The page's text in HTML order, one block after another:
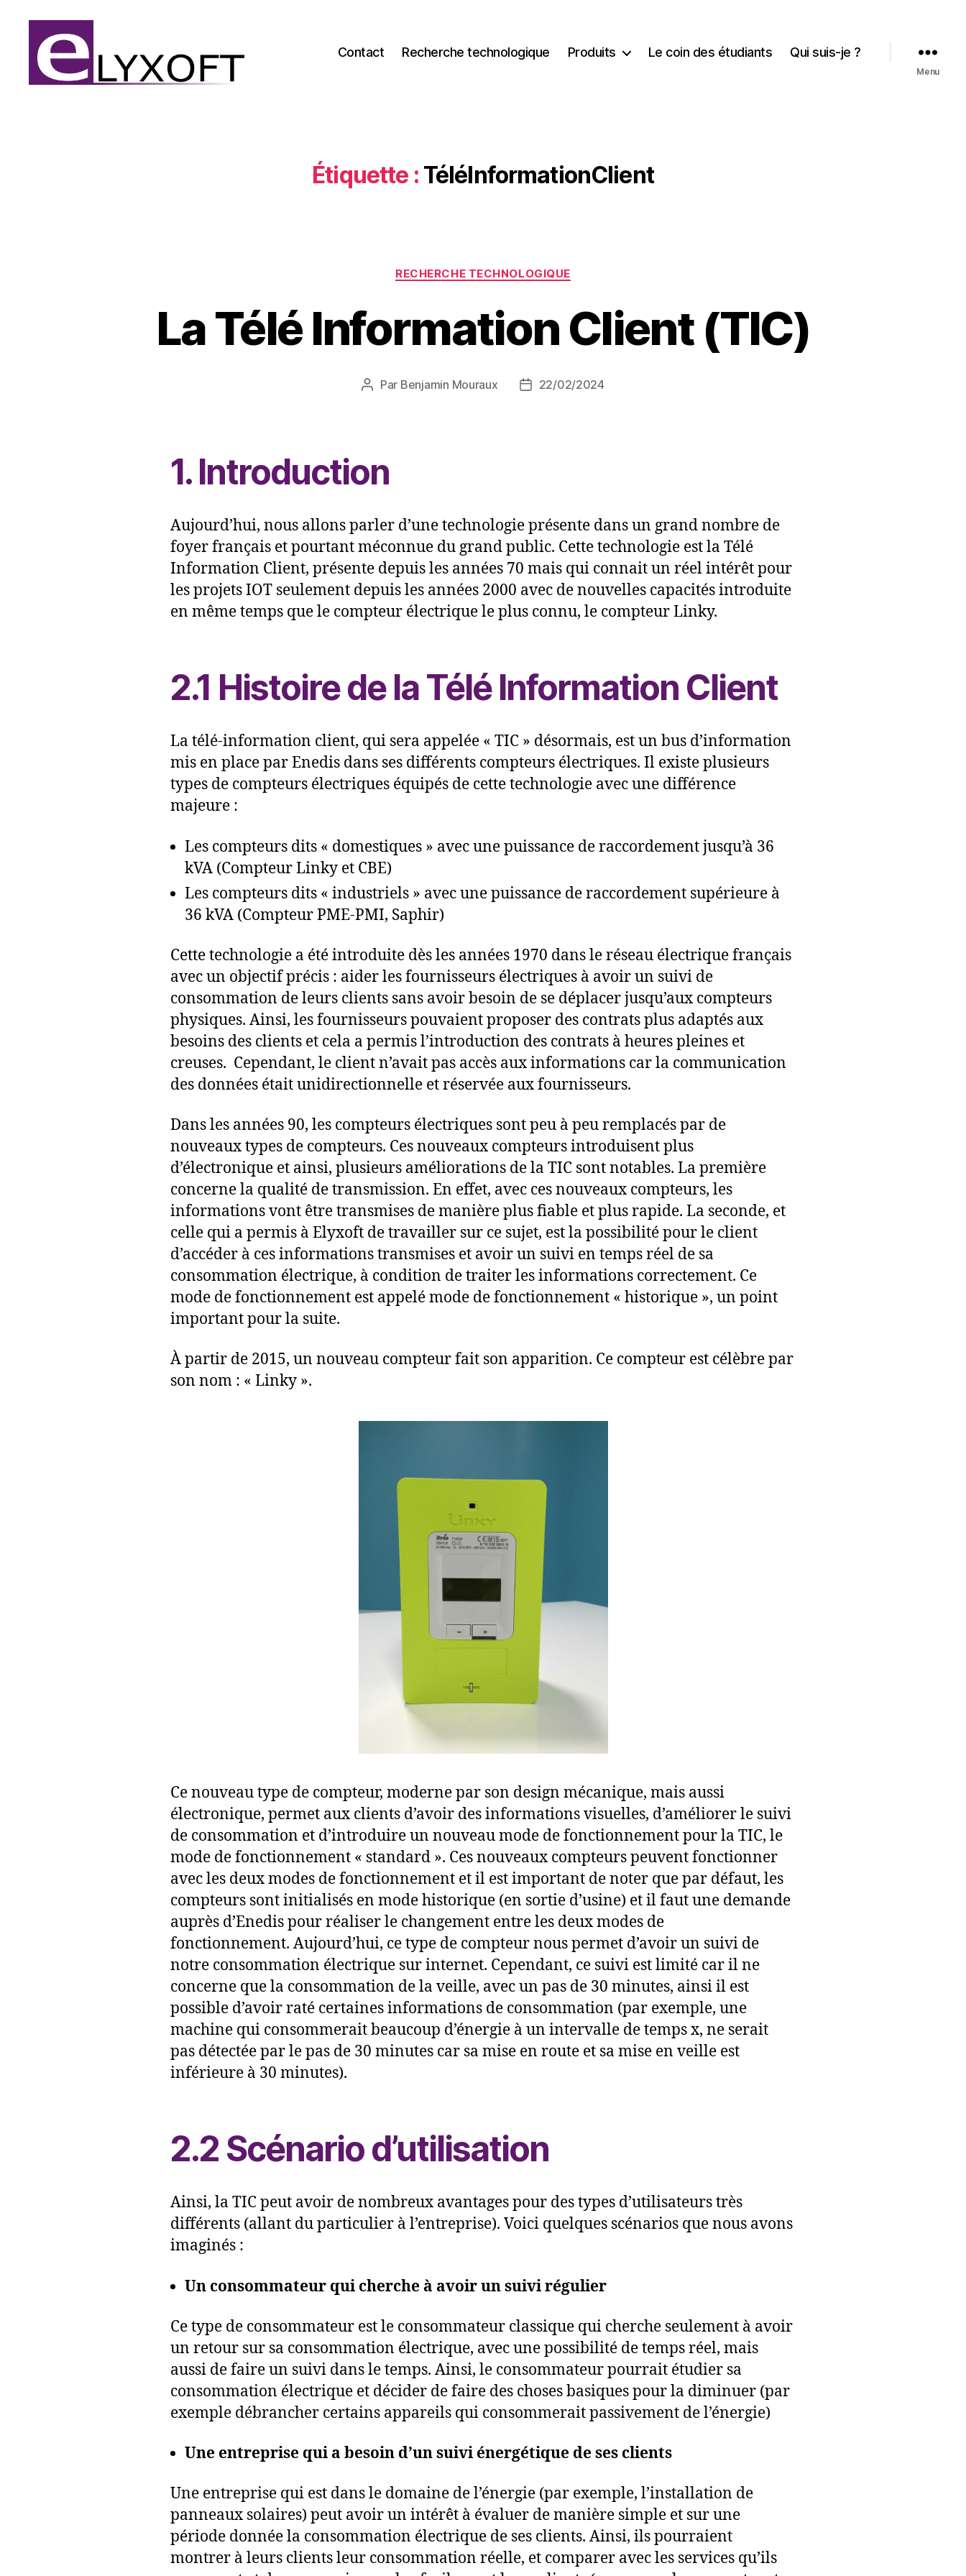
Contact Recherche technologique Produits Le coin des étudiants Qui suis-je ?
Menu
Étiquette : TéléInformationClient
Catégories
RECHERCHE TECHNOLOGIQUE
La Télé Information Client (TIC)
Auteur
Par Benjamin Mouraux
Date22/02/2024
1. Introduction
Aujourd’hui, nous allons parler d’une technologie présente dans un grand nombre de
foyer français et pourtant méconnue du grand public. Cette technologie est la Télé
Information Client, présente depuis les années 70 mais qui connait un réel intérêt pour
les projets IOT seulement depuis les années 2000 avec de nouvelles capacités introduite
en même temps que le compteur électrique le plus connu, le compteur Linky.
2.1 Histoire de la Télé Information Client
La télé-information client, qui sera appelée « TIC » désormais, est un bus d’information
mis en place par Enedis dans ses différents compteurs électriques. Il existe plusieurs
types de compteurs électriques équipés de cette technologie avec une différence
majeure :
Les compteurs dits « domestiques » avec une puissance de raccordement jusqu’à 36
kVA (Compteur Linky et CBE)
Les compteurs dits « industriels » avec une puissance de raccordement supérieure à
36 kVA (Compteur PME-PMI, Saphir)
Cette technologie a été introduite dès les années 1970 dans le réseau électrique français
avec un objectif précis : aider les fournisseurs électriques à avoir un suivi de
consommation de leurs clients sans avoir besoin de se déplacer jusqu’aux compteurs
physiques. Ainsi, les fournisseurs pouvaient proposer des contrats plus adaptés aux
besoins des clients et cela a permis l’introduction des contrats à heures pleines et
creuses. Cependant, le client n’avait pas accès aux informations car la communication
des données était unidirectionnelle et réservée aux fournisseurs.
Dans les années 90, les compteurs électriques sont peu à peu remplacés par de
nouveaux types de compteurs. Ces nouveaux compteurs introduisent plus
d’électronique et ainsi, plusieurs améliorations de la TIC sont notables. La première
concerne la qualité de transmission. En effet, avec ces nouveaux compteurs, les
informations vont être transmises de manière plus fiable et plus rapide. La seconde, et
celle qui a permis à Elyxoft de travailler sur ce sujet, est la possibilité pour le client
d’accéder à ces informations transmises et avoir un suivi en temps réel de sa
consommation électrique, à condition de traiter les informations correctement. Ce
mode de fonctionnement est appelé mode de fonctionnement « historique », un point
important pour la suite.
À partir de 2015, un nouveau compteur fait son apparition. Ce compteur est célèbre par
son nom : « Linky ».
Ce nouveau type de compteur, moderne par son design mécanique, mais aussi
électronique, permet aux clients d’avoir des informations visuelles, d’améliorer le suivi
de consommation et d’introduire un nouveau mode de fonctionnement pour la TIC, le
mode de fonctionnement « standard ». Ces nouveaux compteurs peuvent fonctionner
avec les deux modes de fonctionnement et il est important de noter que par défaut, les
compteurs sont initialisés en mode historique (en sortie d’usine) et il faut une demande
auprès d’Enedis pour réaliser le changement entre les deux modes de
fonctionnement. Aujourd’hui, ce type de compteur nous permet d’avoir un suivi de
notre consommation électrique sur internet. Cependant, ce suivi est limité car il ne
concerne que la consommation de la veille, avec un pas de 30 minutes, ainsi il est
possible d’avoir raté certaines informations de consommation (par exemple, une
machine qui consommerait beaucoup d’énergie à un intervalle de temps x, ne serait
pas détectée par le pas de 30 minutes car sa mise en route et sa mise en veille est
inférieure à 30 minutes).
2.2 Scénario d’utilisation
Ainsi, la TIC peut avoir de nombreux avantages pour des types d’utilisateurs très
différents (allant du particulier à l’entreprise). Voici quelques scénarios que nous avons
imaginés :
Un consommateur qui cherche à avoir un suivi régulier
Ce type de consommateur est le consommateur classique qui cherche seulement à avoir
un retour sur sa consommation électrique, avec une possibilité de temps réel, mais
aussi de faire un suivi dans le temps. Ainsi, le consommateur pourrait étudier sa
consommation électrique et décider de faire des choses basiques pour la diminuer (par
exemple débrancher certains appareils qui consommerait passivement de l’énergie)
Une entreprise qui a besoin d’un suivi énergétique de ses clients
Une entreprise qui est dans le domaine de l’énergie (par exemple, l’installation de
panneaux solaires) peut avoir un intérêt à évaluer de manière simple et sur une
période donnée la consommation électrique de ses clients. Ainsi, ils pourraient
montrer à leurs clients leur consommation réelle, et comparer avec les services qu’ils